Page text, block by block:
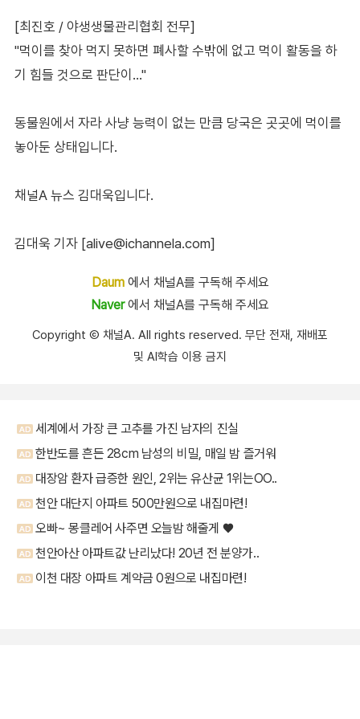
[최진호 / 야생생물관리협회 전무]
"먹이를 찾아 먹지 못하면 폐사할 수밖에 없고 먹이 활동을 하
기 힘들 것으로 판단이…"
동물원에서 자라 사냥 능력이 없는 만큼 당국은 곳곳에 먹이를
놓아둔 상태입니다.
채널A 뉴스 김대욱입니다.
김대욱 기자 [alive@ichannela.com]
Daum에서 채널A를 구독해 주세요
Naver에서 채널A를 구독해 주세요
Copyright Ⓒ 채널A. All rights reserved. 무단 전재, 재배포
및 AI학습 이용 금지